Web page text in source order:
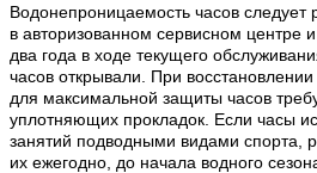
Водонепроницаемость часов следует
в авторизованном сервисном центре
два года в ходе текущего
часов открывали. При
для максимальной защиты часов
уплотняющих прокладок. Если часы
занятий подводными видами спорта,
их ежегодно, до начала водного